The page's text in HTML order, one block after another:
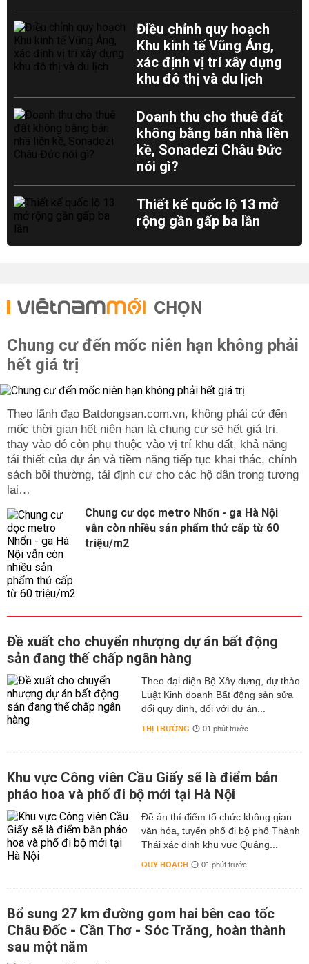
Điều chỉnh quy hoạch
Khu kinh tế Vũng Áng,
xác định vị trí xây dựng
khu đô thị và du lịch
Doanh thu cho thuê đất
không bằng bán nhà liền
kề, Sonadezi Châu Đức
nói gì?
Thiết kế quốc lộ 13 mở
rộng gần gấp ba lần
CHỌN
Chung cư đến mốc niên hạn không phải
hết giá trị
Theo lãnh đạo Batdongsan.com.vn, không phải cứ đến
mốc thời gian hết niên hạn là chung cư sẽ hết giá trị,
thay vào đó còn phụ thuộc vào vị trí khu đất, khả năng
tái thiết của dự án và tiềm năng tiếp tục khai thác, chính
sách bồi thường, tái định cư cho các hộ dân trong tương
lai…
Chung cư dọc metro Nhổn - ga Hà Nội
vẫn còn nhiều sản phẩm thứ cấp từ 60
triệu/m2
Đề xuất cho chuyển nhượng dự án bất động
sản đang thế chấp ngân hàng
Theo đại diện Bộ Xây dựng, dự thảo
Luật Kinh doanh Bất động sản sửa
đổi quy định, đối với dự án...
THỊ TRƯỜNG 01 phút trước
Khu vực Công viên Cầu Giấy sẽ là điểm bắn
pháo hoa và phố đi bộ mới tại Hà Nội
Đề án thí điểm tổ chức không gian
văn hóa, tuyến phố đi bộ phố Thành
Thái xác định khu vực Quảng...
QUY HOẠCH 01 phút trước
Bổ sung 27 km đường gom hai bên cao tốc
Châu Đốc - Cần Thơ - Sóc Trăng, hoàn thành
sau một năm